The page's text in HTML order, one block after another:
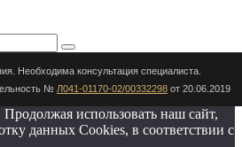
Необходима консультация специалиста.
№ Л041-01170-02/00332298 от 20.06.2019
использовать наш сайт,
данных Cookies, в соответствии с